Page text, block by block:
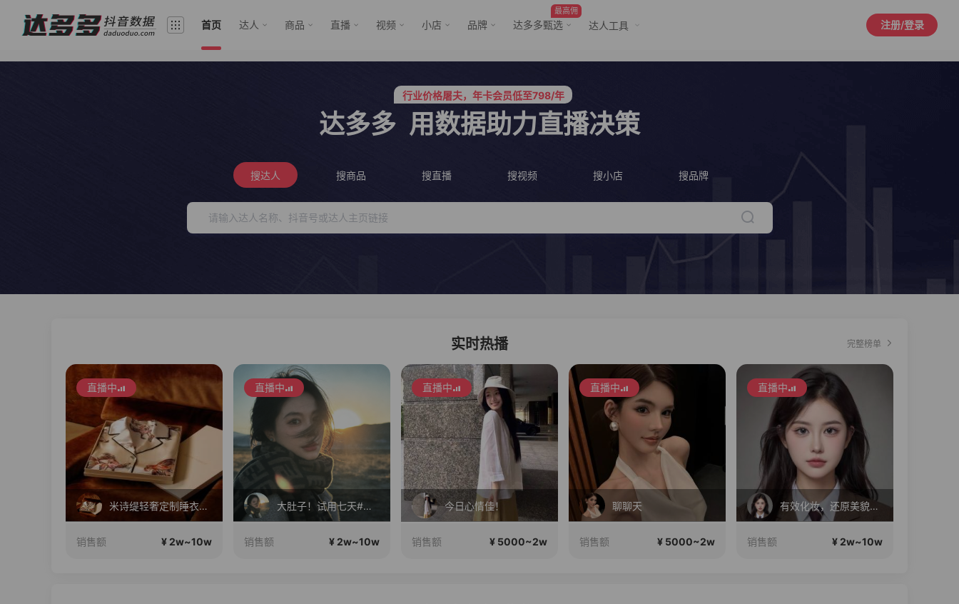
首页 达人 商品 直播 视频 小店 品牌
最高佣
达多多甄选 达人工具 注册/登录
服务三只羊、董先生等行业头部客户
行业价格屠夫，年卡会员低至798/年
服务三只羊、董先生等行业头部客户
行业价格屠夫，年卡会员低至798/年
达多多 用数据助力直播决策
搜达人 搜商品 搜直播 搜视频 搜小店 搜品牌
实时热播 完整榜单
直播中
米诗缇轻奢定制睡衣家居服正在直播
销售额 ¥ 2w~10w
直播中
大肚子！试用七天#宝妈，上班族腰带
销售额 ¥ 2w~10w
直播中
今日心情佳！
销售额 ¥ 5000~2w
直播中
聊聊天
销售额 ¥ 5000~2w
直播中
有效化妆，还原美貌，公主请进
销售额 ¥ 2w~10w